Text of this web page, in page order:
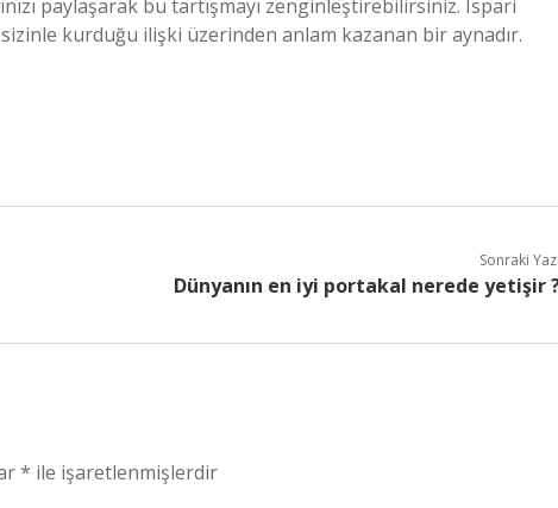
paylaşarak bu tartışmayı zenginleştirebilirsiniz. Ispari
kurduğu ilişki üzerinden anlam kazanan bir aynadır.
Sonraki
Dünyanın en iyi portakal nerede yetişir
* ile işaretlenmişlerdir